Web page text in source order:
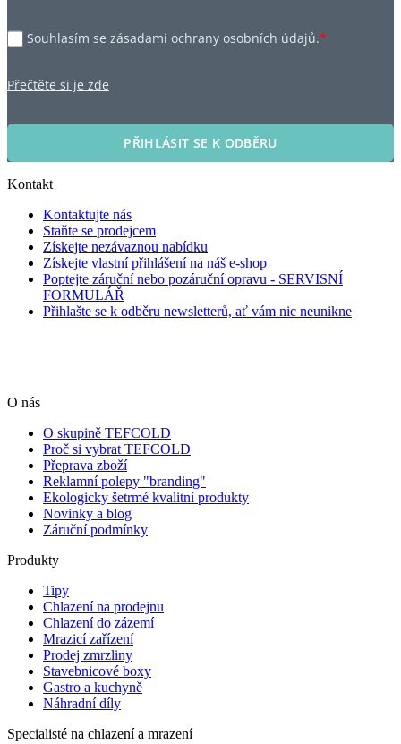
Souhlasím se zásadami ochrany osobních údajů.*
Přečtěte si je zde
PŘIHLÁSIT SE K ODBĚRU
Kontakt
Kontaktujte nás
Staňte se prodejcem
Získejte nezávaznou nabídku
Získejte vlastní přihlášení na náš e-shop
Poptejte záruční nebo pozáruční opravu - SERVISNÍ
FORMULÁŘ
Přihlašte se k odběru newsletterů, ať vám nic neunikne
O nás
O skupině TEFCOLD
Proč si vybrat TEFCOLD
Přeprava zboží
Reklamní polepy "branding"
Ekologicky šetrmé kvalitní produkty
Novinky a blog
Záruční podmínky
Produkty
Tipy
Chlazení na prodejnu
Chlazení do zázemí
Mrazicí zařízení
Prodej zmrzliny
Stavebnicové boxy
Gastro a kuchyně
Náhradní díly
Specialisté na chlazení a mrazení